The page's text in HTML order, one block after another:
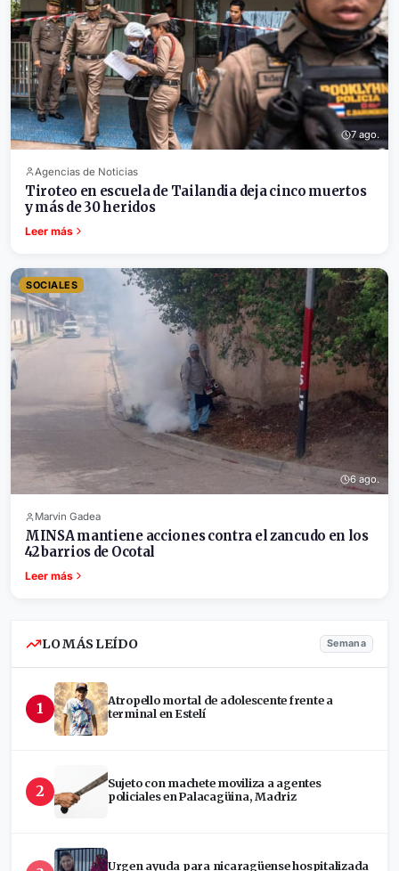
7 ago.
Agencias de Noticias
Tiroteo en escuela de Tailandia deja cinco muertos
y más de 30 heridos
Leer más
SOCIALES
6 ago.
Marvin Gadea
MINSA mantiene acciones contra el zancudo en los
42 barrios de Ocotal
Leer más
LO MÁS LEÍDO Semana
1
Atropello mortal de adolescente frente a
terminal en Estelí
2
Sujeto con machete moviliza a agentes
policiales en Palacagüina, Madriz
Urgen ayuda para nicaragüense hospitalizada